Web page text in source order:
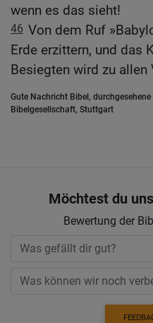
wenn es das sieht!
46 Von dem Ruf
Erde erzittern, und das
Besiegten wird zu allen
Gute Nachricht Bibel,
Bibelgesellschaft, Stuttgart
Möchtest du
Bewertung der